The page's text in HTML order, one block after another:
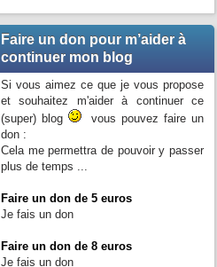
Faire un don pour m’aider à
continuer mon blog
Si vous aimez ce que je vous propose
et souhaitez m'aider à continuer ce
(super) blog
vous pouvez faire un
don :
Cela me permettra de pouvoir y passer
plus de temps ...
Faire un don de 5 euros
Je fais un don
Faire un don de 8 euros
Je fais un don